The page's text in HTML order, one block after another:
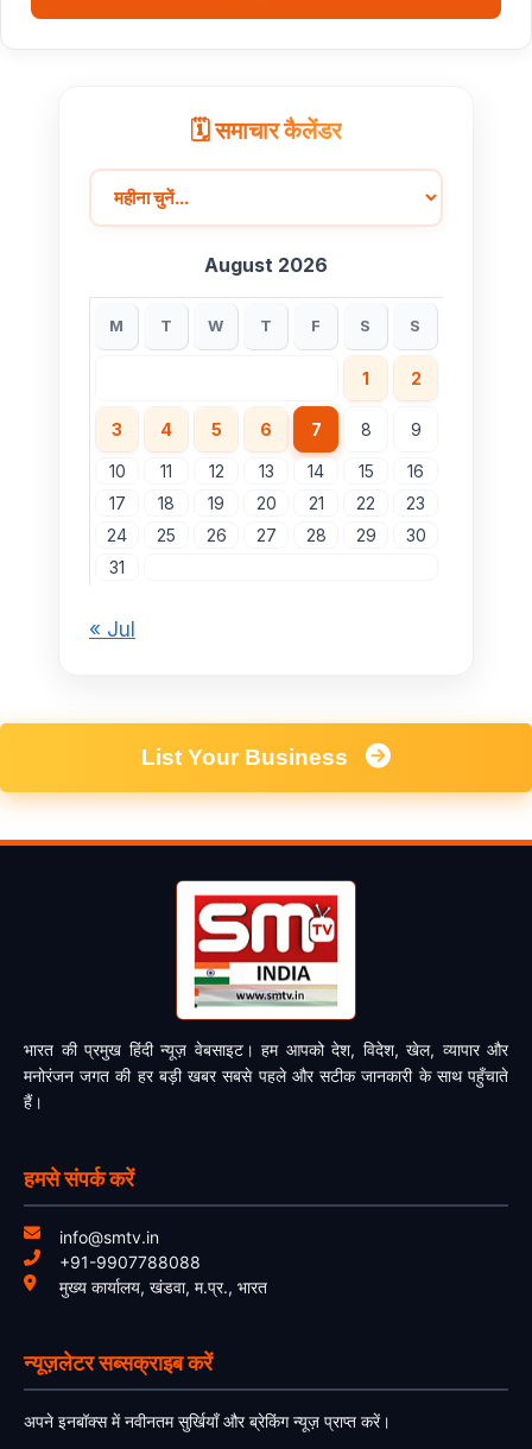
🗓️ समाचार कैलेंडर
August 2026
M T W T F S S
1 2
3 4 5 6 7 8 9
10 11 12 13 14 15
16
17
18 19 20 21 22
23
24
25 26 27 28 29
30
31
« Jul
List Your Business
भारत की प्रमुख हिंदी न्यूज़ वेबसाइट। हम आपको देश, विदेश, खेल, व्यापार और
मनोरंजन जगत की हर बड़ी खबर सबसे पहले और सटीक जानकारी के साथ पहुँचाते
हैं।
हमसे संपर्क करें
info@smtv.in
+91-9907788088
मुख्य कार्यालय, खंडवा, म.प्र., भारत
न्यूज़लेटर सब्सक्राइब करें
अपने इनबॉक्स में नवीनतम सुर्खियाँ और ब्रेकिंग न्यूज़ प्राप्त करें।